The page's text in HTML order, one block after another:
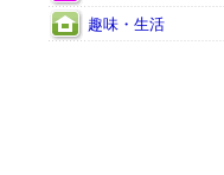
趣味・生活